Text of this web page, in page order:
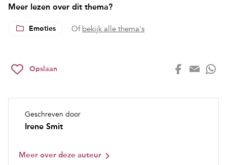
Meer lezen over dit thema?
Emoties Of bekijk alle thema's
Opslaan
Geschreven door
Irene Smit
Meer over deze auteur